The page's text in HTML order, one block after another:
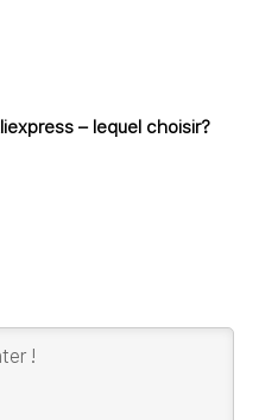
– lequel choisir?